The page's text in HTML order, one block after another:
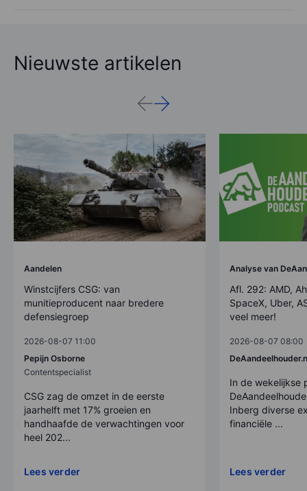
Nieuwste artikelen
Aandelen
Winstcijfers CSG: van
munitieproducent naar bredere
defensiegroep
2026-08-07 11:00
Pepijn Osborne
Contentspecialist
CSG zag de omzet in de eerste
jaarhelft met 17% groeien en
handhaafde de verwachtingen voor
heel 202...
Lees verder
Analyse van
Afl. 292: AMD,
SpaceX, Uber,
veel meer!
2026-08-07 08:00
In de wekelijkse
Inberg diverse
financiële ...
Lees verder